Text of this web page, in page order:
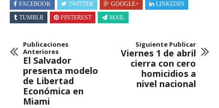
FACEBOOK TWITTER GOOGLE+
LINKEDIN
TUMBLR
PINTEREST MAIL
Publicaciones
Anteriores
El Salvador
presenta modelo
de Libertad
Económica en
Miami
Siguiente Publicar
Viernes 1 de abril
cierra con cero
homicidios a
nivel nacional